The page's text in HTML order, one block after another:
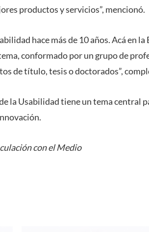
productos y servicios”, mencionó.
hace más de 10 años. Acá en
conformado por un grupo de
de título, tesis o doctorados”,
la Usabilidad tiene un tema central
con el Medio